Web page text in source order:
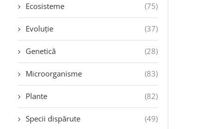
Ecosisteme (75)
Evoluție (37)
Genetică (28)
Microorganisme (83)
Plante (82)
Specii dispărute (49)